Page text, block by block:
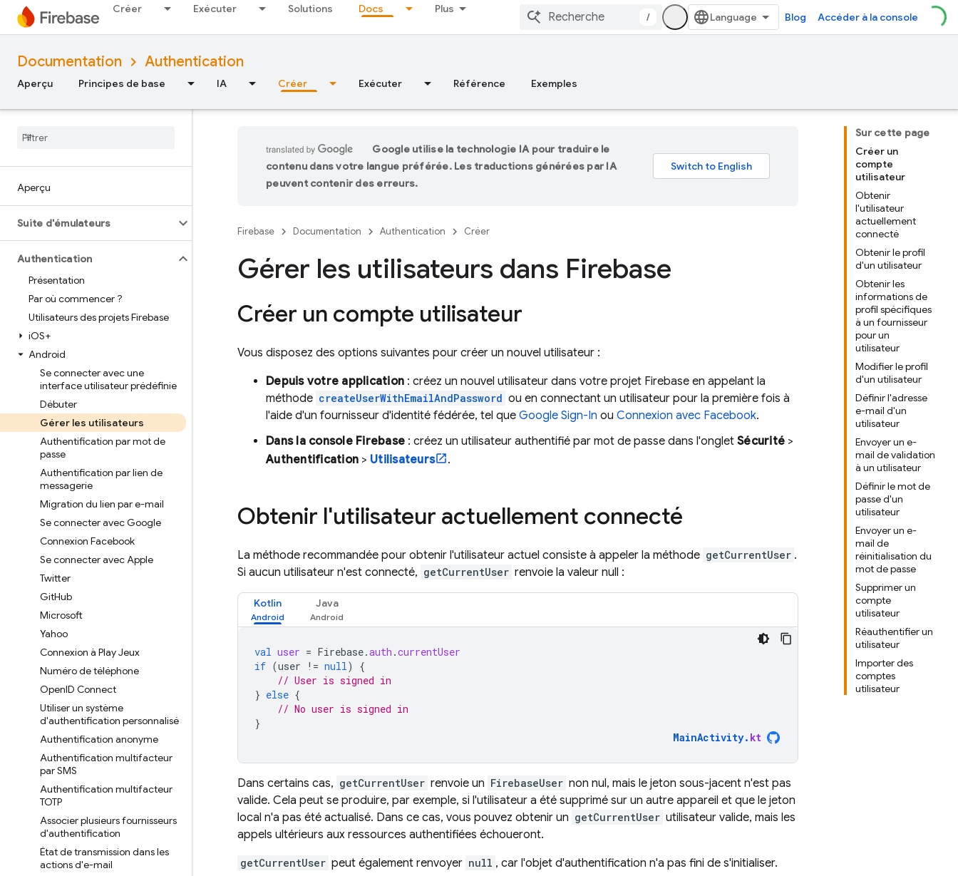
Créer Exécuter Solutions Docs Plus
/ Blog Accéder à la console
Documentation Authentication
Aperçu Principes de base IA Créer Exécuter Référence Exemples
Aperçu
Suite d'émulateurs
Authentication
Présentation
Par où commencer ?
Utilisateurs des projets Firebase
iOS+
Android
Se connecter avec une
interface utilisateur prédéfinie
Débuter
Gérer les utilisateurs
Authentification par mot de
passe
Authentification par lien de
messagerie
Migration du lien par e-mail
Se connecter avec Google
Connexion Facebook
Se connecter avec Apple
Twitter
GitHub
Microsoft
Yahoo
Connexion à Play Jeux
Numéro de téléphone
OpenID Connect
Utiliser un système
d'authentification personnalisé
Authentification anonyme
Authentification multifacteur
par SMS
Authentification multifacteur
TOTP
Associer plusieurs fournisseurs
d'authentification
État de transmission dans les
actions d'e-mail
Sur cette page
Créer un
compte
utilisateur
Obtenir
l'utilisateur
actuellement
connecté
Obtenir le profil
d'un utilisateur
Obtenir les
informations de
profil spécifiques
à un fournisseur
pour un
utilisateur
Modifier le profil
d'un utilisateur
Définir l'adresse
e-mail d'un
utilisateur
Envoyer un e-
mail de validation
à un utilisateur
Définir le mot de
passe d'un
utilisateur
Envoyer un e-
mail de
réinitialisation du
mot de passe
Supprimer un
compte
utilisateur
Réauthentifier un
utilisateur
Importer des
comptes
utilisateur
Google utilise la technologie IA pour traduire le
contenu dans votre langue préférée. Les traductions générées par IA
peuvent contenir des erreurs.
Firebase Documentation Authentication Créer
Gérer les utilisateurs dans Firebase
Créer un compte utilisateur
Vous disposez des options suivantes pour créer un nouvel utilisateur :
Depuis votre application : créez un nouvel utilisateur dans votre projet Firebase en appelant la
méthode createUserWithEmailAndPassword ou en connectant un utilisateur pour la première fois à
l'aide d'un fournisseur d'identité fédérée, tel que Google Sign-In ou Connexion avec Facebook.
Dans la console Firebase : créez un utilisateur authentifié par mot de passe dans l'onglet Sécurité >
Authentification > Utilisateurs .
Obtenir l'utilisateur actuellement connecté
La méthode recommandée pour obtenir l'utilisateur actuel consiste à appeler la méthode getCurrentUser .
Si aucun utilisateur n'est connecté, getCurrentUser renvoie la valeur null :
Kotlin Java
val user = Firebase.auth .currentUser
if (user != null)
{
// User is signed in
} else {
// No user is signed in
}
MainActivity. kt
Dans certains cas, getCurrentUser renvoie un FirebaseUser non nul, mais le jeton sous-jacent n'est pas
valide. Cela peut se produire, par exemple, si l'utilisateur a été supprimé sur un autre appareil et que le jeton
local n'a pas été actualisé. Dans ce cas, vous pouvez obtenir un getCurrentUser utilisateur valide, mais les
appels ultérieurs aux ressources authentifiées échoueront.
getCurrentUser peut également renvoyer null , car l'objet d'authentification n'a pas fini de s'initialiser.